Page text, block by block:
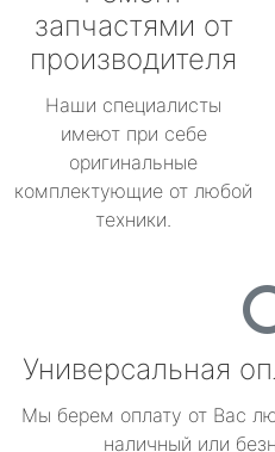
запчастями от
производителя
Наши специалисты
имеют при себе
оригинальные
комплектующие от любой
техники.
Универсальная
Мы берем оплату от Вас
наличный или